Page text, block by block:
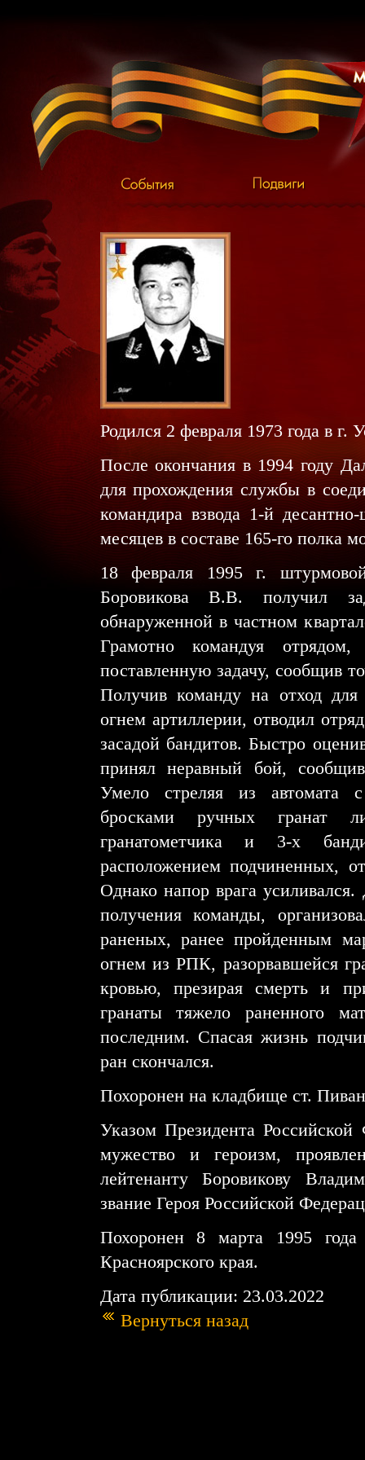
Родился 2 февраля 1973 года в
После окончания в 1994 году
для прохождения службы в
командира взвода 1-й
месяцев в составе 165-го полка
18 февраля 1995 г.
Боровикова В.В. получил
обнаруженной в частном
Грамотно командуя
поставленную задачу, сообщив
Получив команду на отход для
огнем артиллерии, отводил
засадой бандитов. Быстро
принял неравный бой,
Умело стреляя из автомата
бросками ручных гранат
гранатометчика и 3-х
расположением подчиненных,
Однако напор врага
получения команды,
раненых, ранее пройденным
огнем из РПК, разорвавшейся
кровью, презирая смерть и
гранаты тяжело раненного
последним. Спасая жизнь
ран скончался.
Похоронен на кладбище ст.
Указом Президента
мужество и героизм,
лейтенанту Боровикову
звание Героя Российской
Похоронен 8 марта 1995
Красноярского края.
Дата публикации: 23.03.2022
Вернуться назад